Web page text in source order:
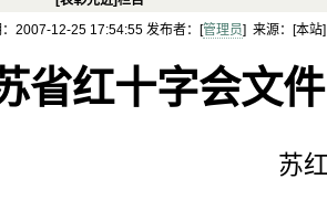
2007-12-25 17:54:55 发布者：[管理员] 来源：[本站
省红十字会文件
苏